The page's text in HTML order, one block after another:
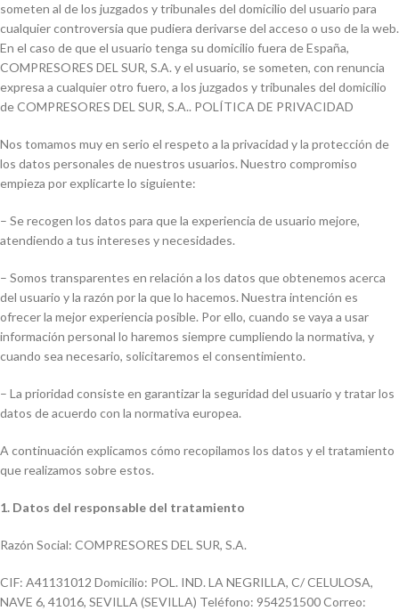
someten al de los juzgados y tribunales del domicilio del usuario para
cualquier controversia que pudiera derivarse del acceso o uso de la web.
En el caso de que el usuario tenga su domicilio fuera de España,
COMPRESORES DEL SUR, S.A. y el usuario, se someten, con renuncia
expresa a cualquier otro fuero, a los juzgados y tribunales del domicilio
de COMPRESORES DEL SUR, S.A.. POLÍTICA DE PRIVACIDAD
Nos tomamos muy en serio el respeto a la privacidad y la protección de
los datos personales de nuestros usuarios. Nuestro compromiso
empieza por explicarte lo siguiente:
– Se recogen los datos para que la experiencia de usuario mejore,
atendiendo a tus intereses y necesidades.
– Somos transparentes en relación a los datos que obtenemos acerca
del usuario y la razón por la que lo hacemos. Nuestra intención es
ofrecer la mejor experiencia posible. Por ello, cuando se vaya a usar
información personal lo haremos siempre cumpliendo la normativa, y
cuando sea necesario, solicitaremos el consentimiento.
– La prioridad consiste en garantizar la seguridad del usuario y tratar los
datos de acuerdo con la normativa europea.
A continuación explicamos cómo recopilamos los datos y el tratamiento
que realizamos sobre estos.
1. Datos del responsable del tratamiento
Razón Social: COMPRESORES DEL SUR, S.A.
CIF: A41131012 Domicilio: POL. IND. LA NEGRILLA, C/ CELULOSA,
NAVE 6, 41016, SEVILLA (SEVILLA) Teléfono: 954251500 Correo: